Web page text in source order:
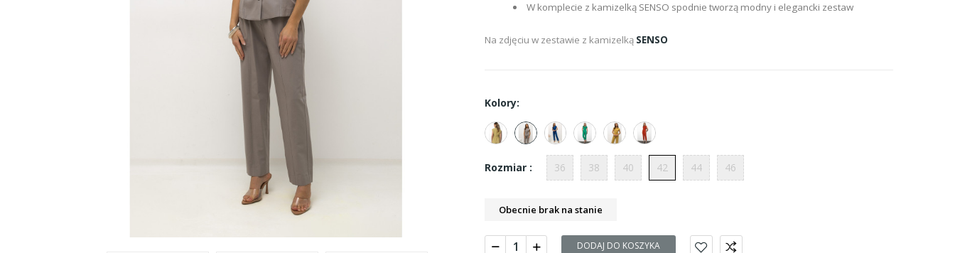
W komplecie z kamizelką SENSO spodnie tworzą modny i elegancki zestaw
Na zdjęciu w zestawie z kamizelką SENSO
Kolory:
Rozmiar : 36 38 40 42 44 46
Obecnie brak na stanie
DODAJ DO KOSZYKA